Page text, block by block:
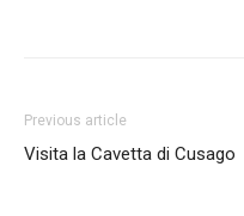
Previous article
Visita la Cavetta di Cusago